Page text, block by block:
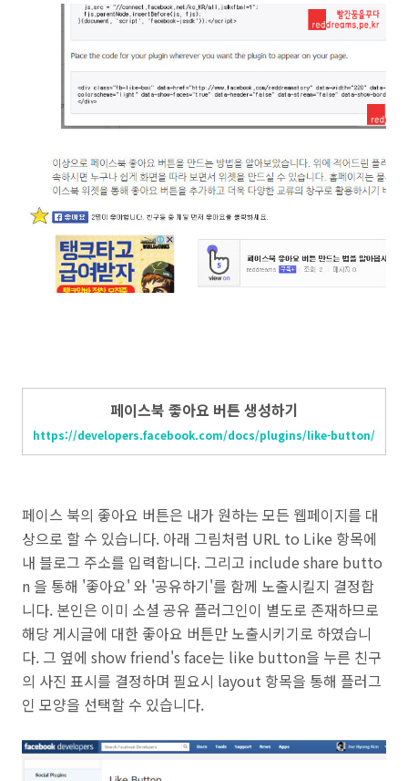
페이스북 좋아요 버튼 생성하기
https://developers.facebook.com/docs/plugins/like-button/
페이스 북의 좋아요 버튼은 내가 원하는 모든 웹페이지를 대
상으로 할 수 있습니다. 아래 그림처럼 URL to Like 항목에
내 블로그 주소를 입력합니다. 그리고 include share butto
n 을 통해 '좋아요' 와 '공유하기'를 함께 노출시킬지 결정합
니다. 본인은 이미 소셜 공유 플러그인이 별도로 존재하므로
해당 게시글에 대한 좋아요 버튼만 노출시키기로 하였습니
다. 그 옆에 show friend's face는 like button을 누른 친구
의 사진 표시를 결정하며 필요시 layout 항목을 통해 플러그
인 모양을 선택할 수 있습니다.